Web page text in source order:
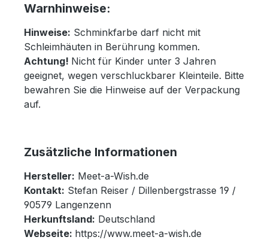
Warnhinweise:
Hinweise: Schminkfarbe darf nicht mit
Schleimhäuten in Berührung kommen.
Achtung! Nicht für Kinder unter 3 Jahren
geeignet, wegen verschluckbarer Kleinteile. Bitte
bewahren Sie die Hinweise auf der Verpackung
auf.
Zusätzliche Informationen
Hersteller: Meet-a-Wish.de
Kontakt: Stefan Reiser / Dillenbergstrasse 19 /
90579 Langenzenn
Herkunftsland: Deutschland
Webseite: https://www.meet-a-wish.de